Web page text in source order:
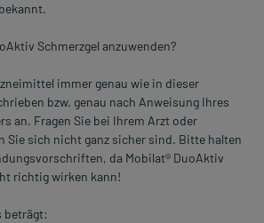
Schmerzgel anzuwenden?
immer genau wie in dieser
bzw. genau nach Anweisung Ihres
an. Fragen Sie bei Ihrem Arzt oder
Sie sich nicht ganz sicher sind. Bitte halten
da Mobilat® DuoAktiv
richtig wirken kann!
beträgt: